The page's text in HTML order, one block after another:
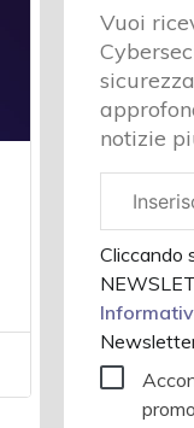
Vuoi
notizie
aziendale
Cliccando